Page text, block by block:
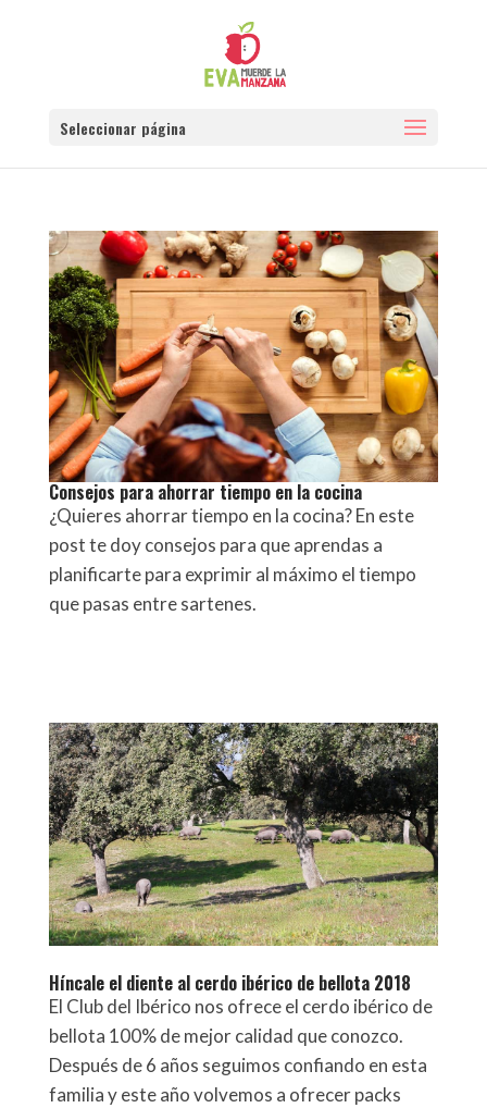
Seleccionar página
Consejos para ahorrar tiempo en la cocina
¿Quieres ahorrar tiempo en la cocina? En este
post te doy consejos para que aprendas a
planificarte para exprimir al máximo el tiempo
que pasas entre sartenes.
Híncale el diente al cerdo ibérico de bellota 2018
El Club del Ibérico nos ofrece el cerdo ibérico de
bellota 100% de mejor calidad que conozco.
Después de 6 años seguimos confiando en esta
familia y este año volvemos a ofrecer packs